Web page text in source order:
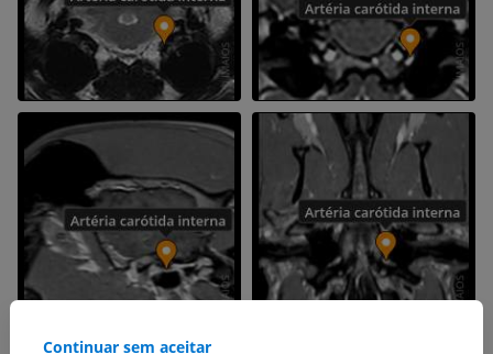
Continuar sem aceitar